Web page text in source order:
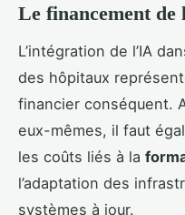
Le financement de
L’intégration de l’IA
des hôpitaux
financier conséquent.
eux-mêmes, il faut
les coûts liés à la
l’adaptation des
systèmes à jour.